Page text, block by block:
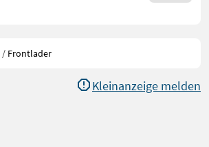
/ Frontlader
Kleinanzeige melden